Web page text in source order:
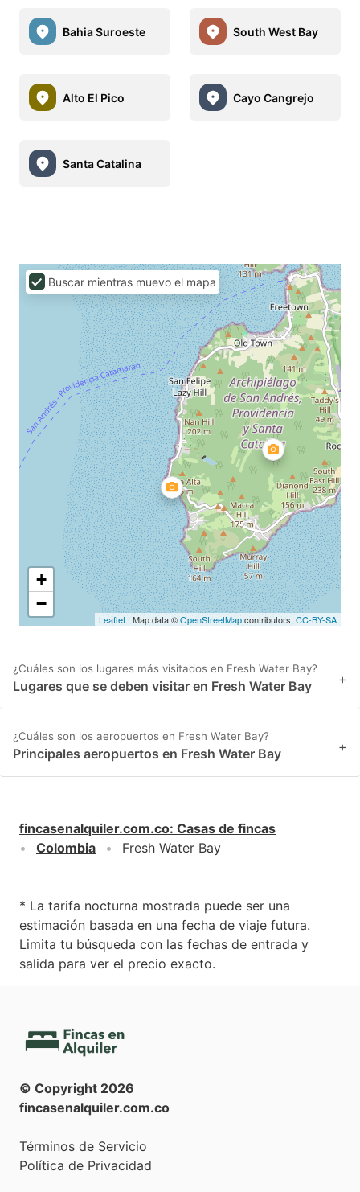
Bahia Suroeste South West Bay
Alto El Pico Cayo Cangrejo
Santa Catalina
+
−
Leaflet | Map data ©OpenStreetMapcontributors, CC-BY-SA
Buscar mientras muevo el mapa
¿Cuáles son los lugares más visitados en Fresh Water Bay?
Lugares que se deben visitar en Fresh Water Bay +
¿Cuáles son los aeropuertos en Fresh Water Bay?
Principales aeropuertos en Fresh Water Bay +
fincasenalquiler.com.co: Casas de fincas
Colombia
Fresh Water Bay
* La tarifa nocturna mostrada puede ser una
estimación basada en una fecha de viaje futura.
Limita tu búsqueda con las fechas de entrada y
salida para ver el precio exacto.
© Copyright 2026
fincasenalquiler.com.co
Términos de Servicio
Política de Privacidad